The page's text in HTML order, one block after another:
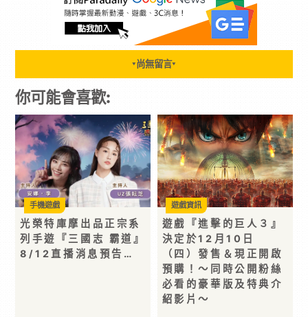
▼ 尚無留言▼
你可能會喜歡:
光榮特庫摩出品正宗系
列手遊『三國志 霸道』
8/12直播消息預告…
手機遊戲
遊戲『進擊的巨人３』
決定於12月10日
（四）發售＆現正開啟
預購！～同時公開粉絲
必看的豪華版及特典介
紹影片～
遊戲資訊